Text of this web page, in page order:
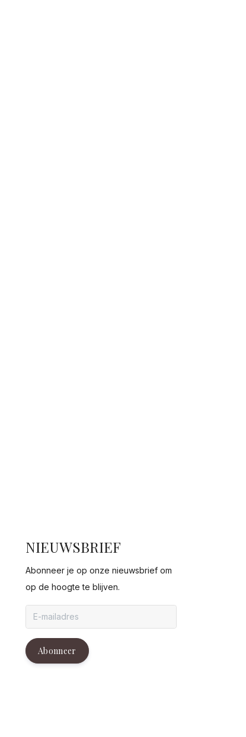
NIEUWSBRIEF
Abonneer je op onze nieuwsbrief om
op de hoogte te blijven.
Abonneer